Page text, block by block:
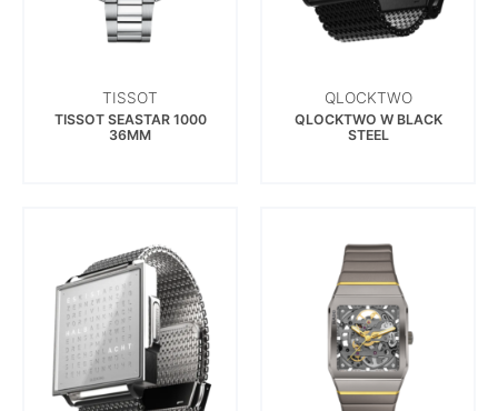
TISSOT
TISSOT SEASTAR 1000
36MM
QLOCKTWO
QLOCKTWO W BLACK
STEEL